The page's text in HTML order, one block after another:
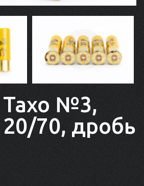
Тахо №3,
70, дробь